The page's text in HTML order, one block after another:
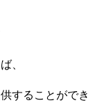
、
することができ